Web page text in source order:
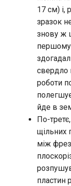
17 см) і,
зразок
знову ж
першому
свердло
роботи
йде в
По-
щільних
між
пластин